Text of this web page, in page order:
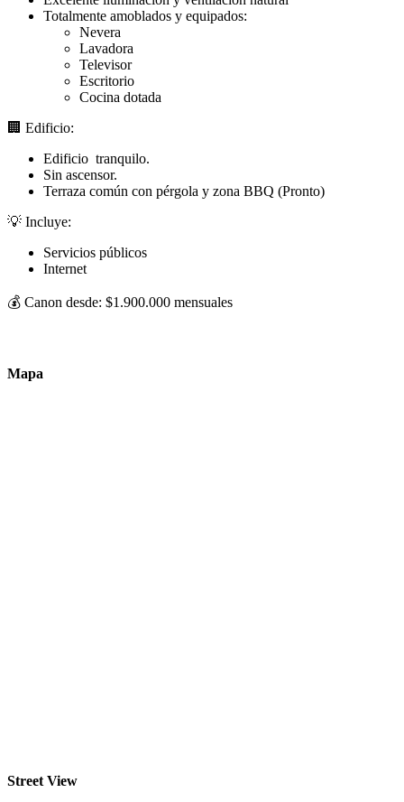
Totalmente amoblados y equipados:
Nevera
Lavadora
Televisor
Escritorio
Cocina dotada
🏢 Edificio:
Edificio tranquilo.
Sin ascensor.
Terraza común con pérgola y zona BBQ (Pronto)
💡 Incluye:
Servicios públicos
Internet
💰 Canon desde: $1.900.000 mensuales
Mapa
Street View